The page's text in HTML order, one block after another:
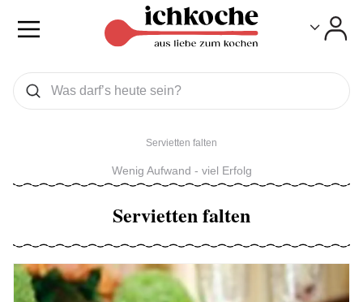
Was wollen Sie suchen
Suchen
Servietten falten
Wenig Aufwand - viel Erfolg
Servietten falten